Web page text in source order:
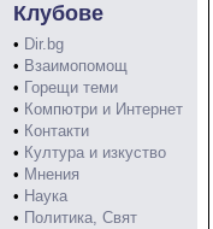
Клубове
• Dir.bg
• Взаимопомощ
• Горещи теми
• Компютри и Интернет
• Контакти
• Култура и изкуство
• Мнения
• Наука
• Политика, Свят